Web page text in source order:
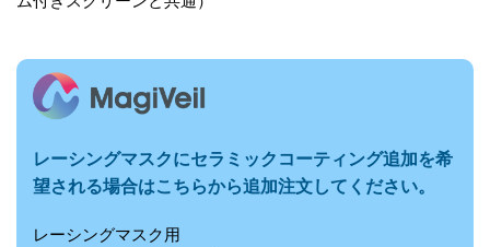
レーシングマスクにセラミックコーティング追加を希
望される場合はこちらから追加注文してください。
レーシングマスク用